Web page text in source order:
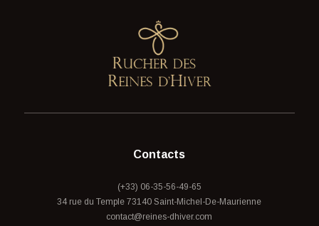
Contacts
(+33) 06-35-56-49-65
34 rue du Temple 73140 Saint-Michel-De-Maurienne
contact@reines-dhiver.com